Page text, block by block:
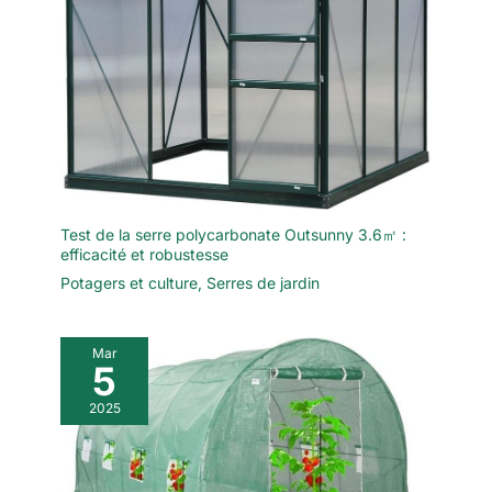
Test de la serre polycarbonate Outsunny 3.6㎡ :
efficacité et robustesse
Potagers et culture, Serres de jardin
Mar
5
2025